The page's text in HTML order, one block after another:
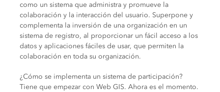
como un sistema que administra y promueve la
colaboración y la interacción del usuario. Superpone y
complementa la inversión de una organización en un
sistema de registro, al proporcionar un fácil acceso a los
datos y aplicaciones fáciles de usar, que permiten la
colaboración en toda su organización.
¿Cómo se implementa un sistema de participación?
Tiene que empezar con Web GIS. Ahora es el momento.